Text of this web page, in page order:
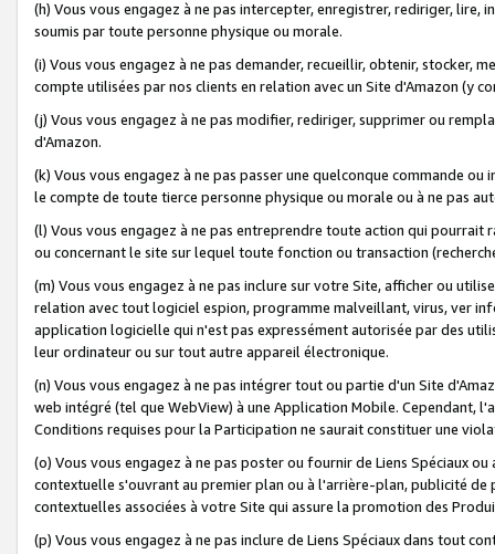
(h) Vous vous engagez à ne pas intercepter, enregistrer, rediriger,
soumis par toute personne physique ou morale.
(i) Vous vous engagez à ne pas demander, recueillir, obtenir, stocker,
compte utilisées par nos clients en relation avec un Site d'Amazon (y
(j) Vous vous engagez à ne pas modifier, rediriger, supprimer ou
d'Amazon.
(k) Vous vous engagez à ne pas passer une quelconque commande
le compte de toute tierce personne physique ou morale ou à ne pas
(l) Vous vous engagez à ne pas entreprendre toute action qui
ou concernant le site sur lequel toute fonction ou transaction
(m) Vous vous engagez à ne pas inclure sur votre Site, afficher ou
relation avec tout logiciel espion, programme malveillant, virus, ver
application logicielle qui n'est pas expressément autorisée par des
leur ordinateur ou sur tout autre appareil électronique.
(n) Vous vous engagez à ne pas intégrer tout ou partie d'un Site
web intégré (tel que WebView) à une Application Mobile. Cependant,
Conditions requises pour la Participation ne saurait constituer une
(o) Vous vous engagez à ne pas poster ou fournir de Liens Spéciaux
contextuelle s'ouvrant au premier plan ou à l'arrière-plan, publicité
contextuelles associées à votre Site qui assure la promotion des
(p) Vous vous engagez à ne pas inclure de Liens Spéciaux dans tout